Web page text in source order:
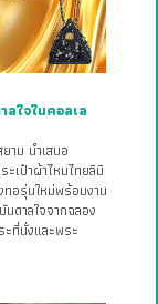
ลใจในคอลเล
าม นำเสนอ
ะเป๋าผ้าไหมไทยลิมิ
อรุ่นใหม่พร้อมงาน
ดาลใจจากฉลอง
ที่นั่งและพระ